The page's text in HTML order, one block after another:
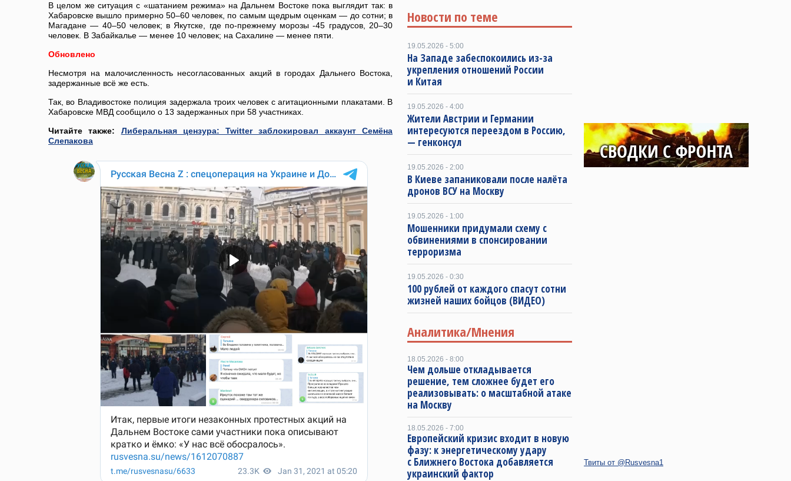
В целом же ситуация с «шатанием режима» на Дальнем Востоке пока выглядит так: в
Хабаровске вышло примерно 50–60 человек, по самым щедрым оценкам — до сотни; в
Магадане — 40–50 человек; в Якутске, где по-прежнему морозы -45 градусов, 20–30
человек. В Забайкалье — менее 10 человек; на Сахалине — менее пяти.
Обновлено
Несмотря на малочисленность несогласованных акций в городах Дальнего Востока,
задержанные всё же есть.
Так, во Владивостоке полиция задержала троих человек с агитационными плакатами. В
Хабаровске МВД сообщило о 13 задержанных при 58 участниках.
Читайте также: Либеральная цензура: Twitter заблокировал аккаунт Семёна
Слепакова
Новости по теме
19.05.2026 - 5:00
На Западе забеспокоились из-за
укрепления отношений России
и Китая
19.05.2026 - 4:00
Жители Австрии и Германии
интересуются переездом в Россию,
— генконсул
19.05.2026 - 2:00
В Киеве запаниковали после налёта
дронов ВСУ на Москву
19.05.2026 - 1:00
Мошенники придумали схему с
обвинениями в спонсировании
терроризма
19.05.2026 - 0:30
100 рублей от каждого спасут сотни
жизней наших бойцов (ВИДЕО)
Аналитика/Мнения
18.05.2026 - 8:00
Чем дольше откладывается
решение, тем сложнее будет его
реализовывать: о масштабной атаке
на Москву
18.05.2026 - 7:00
Европейский кризис входит в новую
фазу: к энергетическому удару
с Ближнего Востока добавляется
украинский фактор
Твиты от @Rusvesna1